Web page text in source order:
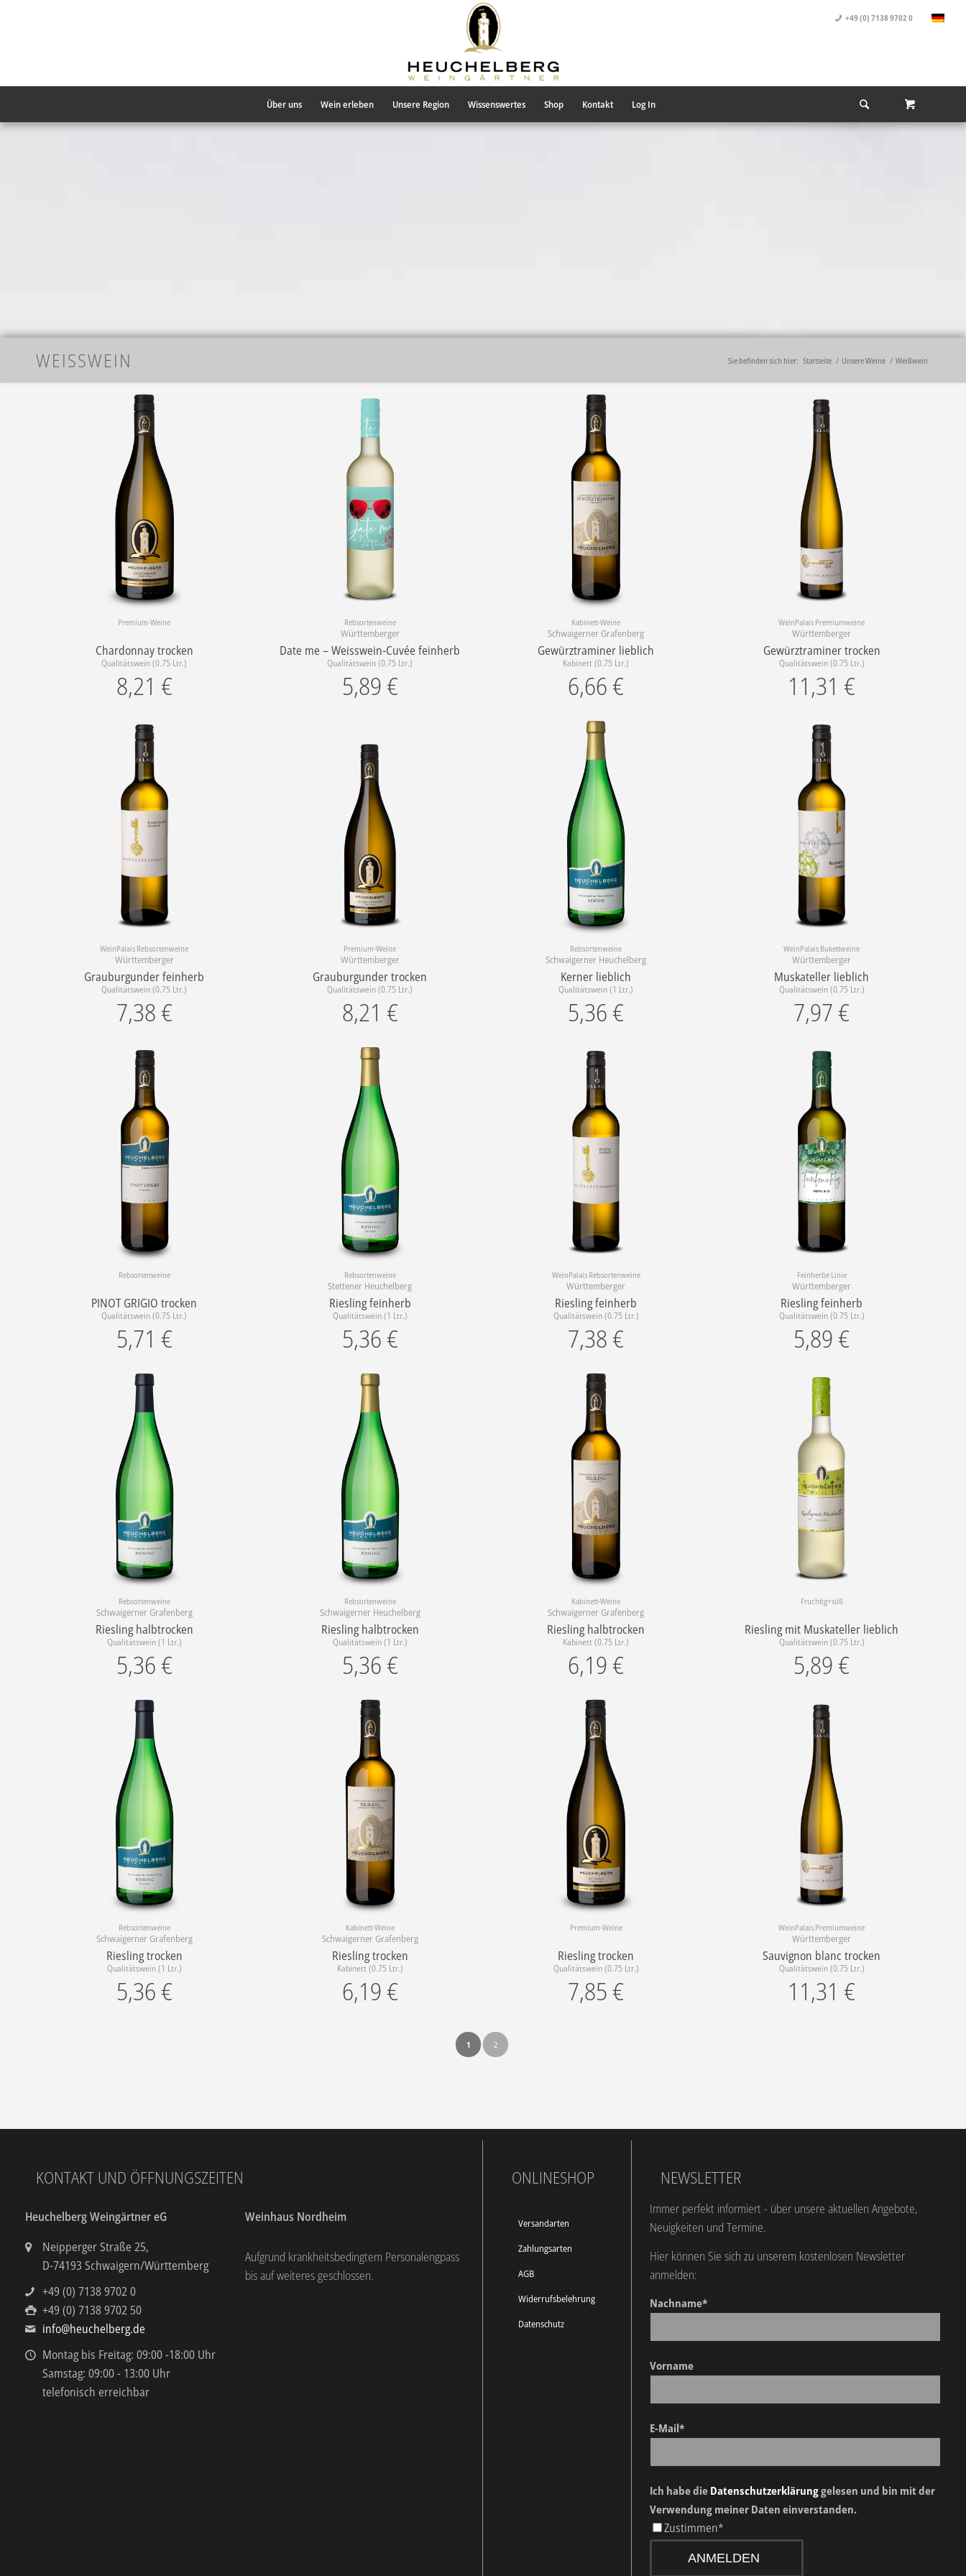
+49 (0) 7138 9702 0
Über uns Wein erleben Unsere Region Wissenswertes Shop Kontakt Log In
WEISSWEIN Sie befinden sich hier: Startseite / Unsere Weine / Weißwein
Premium-Weine
Chardonnay trocken
Qualitätswein (0.75 Ltr.)
8,21 €
Rebsortenweine
Württemberger
Date me – Weisswein-Cuvée feinherb
Qualitätswein (0.75 Ltr.)
5,89 €
Kabinett-Weine
Schwaigerner Grafenberg
Gewürztraminer lieblich
Kabinett (0.75 Ltr.)
6,66 €
WeinPalais Premiumweine
Württemberger
Gewürztraminer trocken
Qualitätswein (0.75 Ltr.)
11,31 €
WeinPalais Rebsortenweine
Württemberger
Grauburgunder feinherb
Qualitätswein (0.75 Ltr.)
7,38 €
Premium-Weine
Württemberger
Grauburgunder trocken
Qualitätswein (0.75 Ltr.)
8,21 €
Rebsortenweine
Schwaigerner Heuchelberg
Kerner lieblich
Qualitätswein (1 Ltr.)
5,36 €
WeinPalais Bukettweine
Württemberger
Muskateller lieblich
Qualitätswein (0.75 Ltr.)
7,97 €
Rebsortenweine
PINOT GRIGIO trocken
Qualitätswein (0.75 Ltr.)
5,71 €
Rebsortenweine
Stettener Heuchelberg
Riesling feinherb
Qualitätswein (1 Ltr.)
5,36 €
WeinPalais Rebsortenweine
Württemberger
Riesling feinherb
Qualitätswein (0.75 Ltr.)
7,38 €
Feinherbe Linie
Württemberger
Riesling feinherb
Qualitätswein (0.75 Ltr.)
5,89 €
Rebsortenweine
Schwaigerner Grafenberg
Riesling halbtrocken
Qualitätswein (1 Ltr.)
5,36 €
Rebsortenweine
Schwaigerner Heuchelberg
Riesling halbtrocken
Qualitätswein (1 Ltr.)
5,36 €
Kabinett-Weine
Schwaigerner Grafenberg
Riesling halbtrocken
Kabinett (0.75 Ltr.)
6,19 €
Fruchtig+süß
Riesling mit Muskateller lieblich
Qualitätswein (0.75 Ltr.)
5,89 €
Rebsortenweine
Schwaigerner Grafenberg
Riesling trocken
Qualitätswein (1 Ltr.)
5,36 €
Kabinett-Weine
Schwaigerner Grafenberg
Riesling trocken
Kabinett (0.75 Ltr.)
6,19 €
Premium-Weine
Riesling trocken
Qualitätswein (0.75 Ltr.)
7,85 €
WeinPalais Premiumweine
Württemberger
Sauvignon blanc trocken
Qualitätswein (0.75 Ltr.)
11,31 €
1 2
KONTAKT UND ÖFFNUNGSZEITEN
Heuchelberg Weingärtner eG
Neipperger Straße 25,
D-74193 Schwaigern/Württemberg
+49 (0) 7138 9702 0
+49 (0) 7138 9702 50
info@heuchelberg.de
Montag bis Freitag: 09:00 -18:00 Uhr
Samstag: 09:00 - 13:00 Uhr
telefonisch erreichbar
Weinhaus Nordheim
Aufgrund krankheitsbedingtem Personalengpass
bis auf weiteres geschlossen.
ONLINESHOP
Versandarten
Zahlungsarten
AGB
Widerrufsbelehrung
Datenschutz
NEWSLETTER
Immer perfekt informiert - über unsere aktuellen Angebote,
Neuigkeiten und Termine.
Hier können Sie sich zu unserem kostenlosen Newsletter
anmelden:
Nachname*
Vorname
E-Mail*
Ich habe die Datenschutzerklärunggelesen und bin mit der
Verwendung meiner Daten einverstanden.
Zustimmen*
ANMELDEN